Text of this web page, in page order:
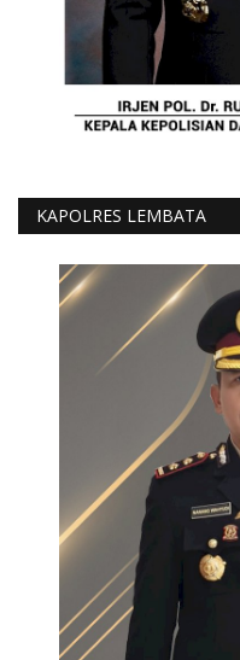
KAPOLRES LEMBATA